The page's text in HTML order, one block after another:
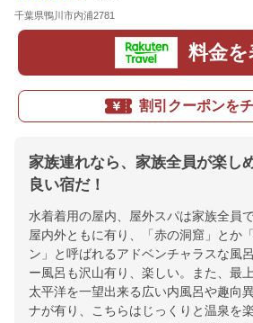
千葉県鴨川市内浦2781
料金を
割引クーポンを
家族連れなら、家族全員が楽し
良い宿だ！
水着着用の屋内、屋外スパは家族全員
屋内外ともに有り、「赤の洞窟」とか
ン」と呼ばれるアドベンチャラスな風
ー風呂も沢山有り、楽しい。また、最
太平洋を一望出来る広い内風呂や趣向
ナが有り、こちらはじっくりと温泉を